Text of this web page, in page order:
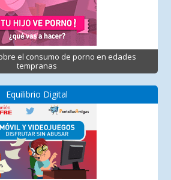
el consumo de porno en edades
tempranas
Equilibrio Digital